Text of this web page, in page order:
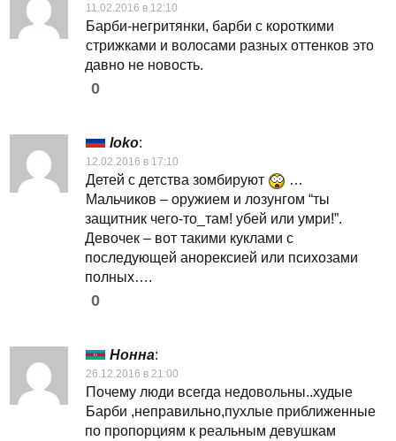
11.02.2016 в 12:10
Барби-негритянки, барби с короткими
стрижками и волосами разных оттенков это
давно не новость.
0
loko:
12.02.2016 в 17:10
Детей с детства зомбируют
…
Мальчиков – оружием и лозунгом “ты
защитник чего-то_там! убей или умри!”.
Девочек – вот такими куклами с
последующей анорексией или психозами
полных….
0
Нонна:
26.12.2016 в 21:00
Почему люди всегда недовольны..худые
Барби ,неправильно,пухлые приближенные
по пропорциям к реальным девушкам